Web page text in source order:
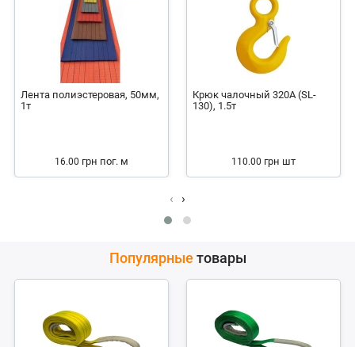
Лента полиэстеровая, 50мм,
1т
16.00 грн пог. м
Крюк чалочный 320А (SL-
130), 1.5т
110.00 грн шт
‹ ›
Популярные товары